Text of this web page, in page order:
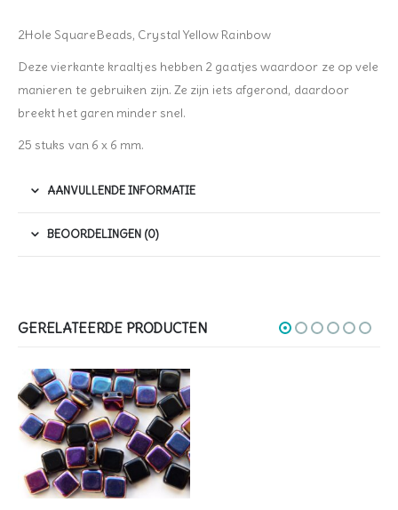
2Hole SquareBeads, Crystal Yellow Rainbow
Deze vierkante kraaltjes hebben 2 gaatjes waardoor ze op vele
manieren te gebruiken zijn. Ze zijn iets afgerond, daardoor
breekt het garen minder snel.
25 stuks van 6 x 6 mm.
AANVULLENDE INFORMATIE
BEOORDELINGEN (0)
GERELATEERDE PRODUCTEN